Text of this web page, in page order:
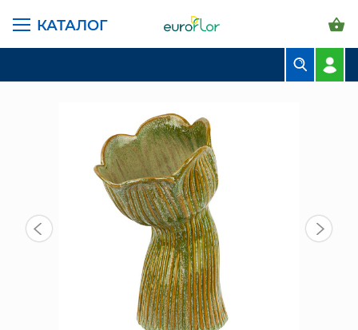
КАТАЛОГ
ЦВЕТЫ В ПАЧКАХ
СВАДЕБНАЯ ФЛОРИСТИКА
КОМНАТНЫЕ РАСТЕНИЯ
ГОРШКИ И КАШПО
ГРУНТЫ И УДОБРЕНИЯ
ПРЕДМЕТЫ ИНТЕРЬЕРА
ГЛАВНАЯ СТРАНИЦА КАТАЛОГ ВАЗЫ
КЕРАМИЧЕСКИЕ